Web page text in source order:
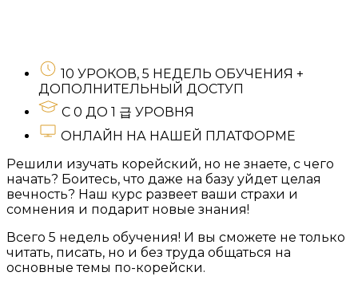
10 УРОКОВ, 5 НЕДЕЛЬ ОБУЧЕНИЯ +
ДОПОЛНИТЕЛЬНЫЙ ДОСТУП
С 0 ДО 1 급 УРОВНЯ
ОНЛАЙН НА НАШЕЙ ПЛАТФОРМЕ
Решили изучать корейский, но не знаете, с чего
начать? Боитесь, что даже на базу уйдет целая
вечность? Наш курс развеет ваши страхи и
сомнения и подарит новые знания!
Всего 5 недель обучения! И вы сможете не только
читать, писать, но и без труда общаться на
основные темы по-корейски.